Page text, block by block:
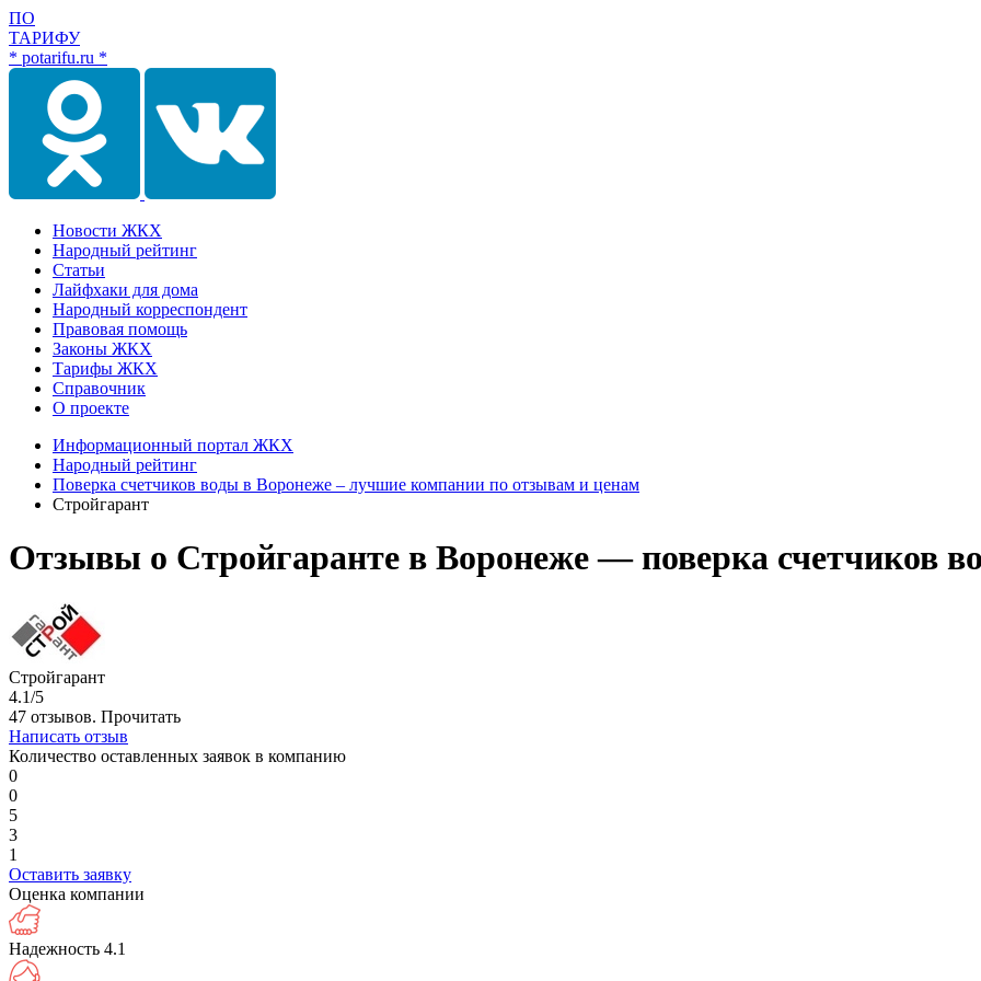
ПО
ТАРИФУ
* potarifu.ru *
Новости ЖКХ
Народный рейтинг
Статьи
Лайфхаки для дома
Народный корреспондент
Правовая помощь
Законы ЖКХ
Тарифы ЖКХ
Справочник
О проекте
Информационный портал ЖКХ
Народный рейтинг
Поверка счетчиков воды в Воронеже – лучшие компании по отзывам и ценам
Стройгарант
Отзывы о Стройгаранте в Воронеже — поверка счетчиков
Стройгарант
4.1/5
47 отзывов. Прочитать
Написать отзыв
Количество оставленных заявок в компанию
0
0
5
3
1
Оставить заявку
Оценка компании
Надежность 4.1